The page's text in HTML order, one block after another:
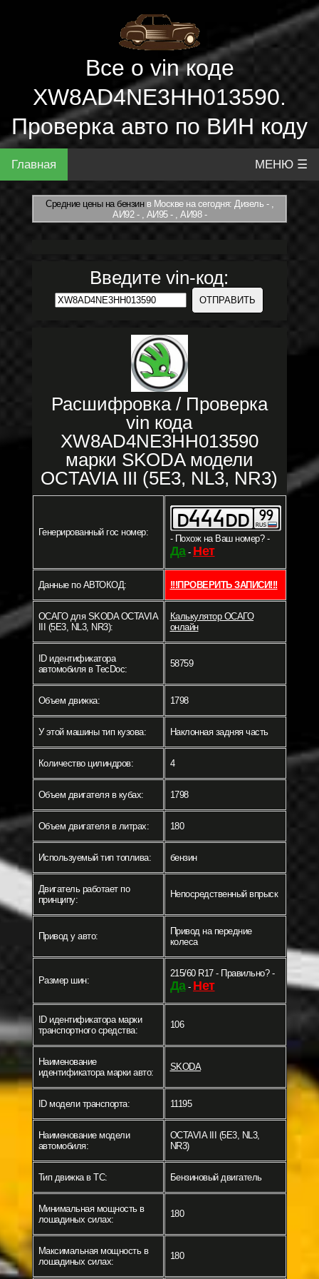
Все о vin коде
XW8AD4NE3HH013590.
Проверка авто по ВИН коду
Главная МЕНЮ ☰
Средние цены на бензинв Москве на сегодня: Дизель - ,
АИ92 - , АИ95 - , АИ98 -
Введите vin-код:
Расшифровка / Проверка
vin кода
XW8AD4NE3HH013590
марки SKODA модели
OCTAVIA III (5E3, NL3, NR3)
Генерированный гос номер:
- Похож на Ваш номер? -
Да- Нет
Данные по АВТОКОД: !!!ПРОВЕРИТЬ ЗАПИСИ!!!
ОСАГО для SKODA OCTAVIA
III (5E3, NL3, NR3):
Калькулятор ОСАГО
онлайн
ID идентификатора
автомобиля в TecDoc:
58759
Объем движка: 1798
У этой машины тип кузова: Наклонная задняя часть
Количество цилиндров: 4
Объем двигателя в кубах: 1798
Объем двигателя в литрах: 180
Используемый тип топлива: бензин
Двигатель работает по
принципу:
Непосредственный впрыск
Привод у авто:
Привод на передние
колеса
Размер шин:
215/60 R17 - Правильно? -
Да- Нет
ID идентификатора марки
транспортного средства:
106
Наименование
идентификатора марки авто:
SKODA
ID модели транспорта: 11195
Наименование модели
автомобиля:
OCTAVIA III (5E3, NL3,
NR3)
Тип движка в ТС: Бензиновый двигатель
Минимальная мощность в
лошадиных силах:
180
Максимальная мощность в
лошадиных силах:
180